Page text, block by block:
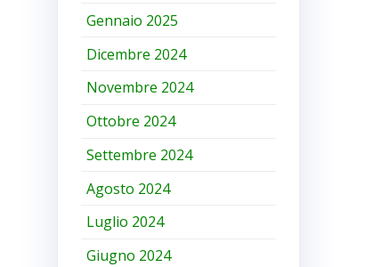
Gennaio 2025
Dicembre 2024
Novembre 2024
Ottobre 2024
Settembre 2024
Agosto 2024
Luglio 2024
Giugno 2024